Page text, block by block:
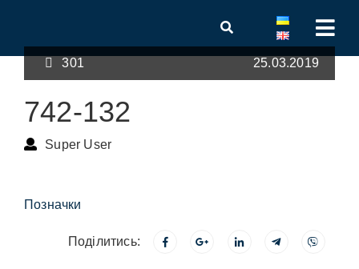
301 25.03.2019
742-132
Super User
Позначки
Поділитись: